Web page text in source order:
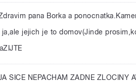
pana Borka a
ja,ale jejich je to domov(Jinde
SICE NEPACHAM ZADNE ZLOCINY